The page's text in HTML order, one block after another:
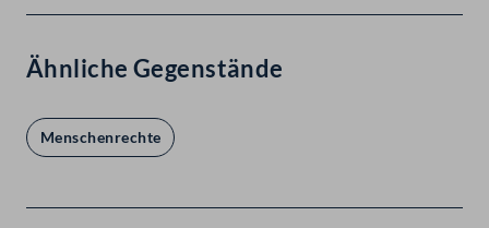
Ähnliche Gegenstände
Menschenrechte